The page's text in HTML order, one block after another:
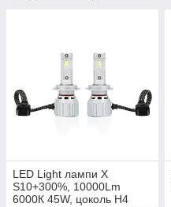
LED Light лампи X
S10+300%, 10000Lm
6000К 45W, цоколь H4